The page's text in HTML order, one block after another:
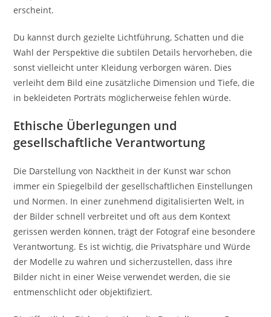
erscheint.
Du kannst durch gezielte Lichtführung, Schatten und die
Wahl der Perspektive die subtilen Details hervorheben, die
sonst vielleicht unter Kleidung verborgen wären. Dies
verleiht dem Bild eine zusätzliche Dimension und Tiefe, die
in bekleideten Porträts möglicherweise fehlen würde.
Ethische Überlegungen und
gesellschaftliche Verantwortung
Die Darstellung von Nacktheit in der Kunst war schon
immer ein Spiegelbild der gesellschaftlichen Einstellungen
und Normen. In einer zunehmend digitalisierten Welt, in
der Bilder schnell verbreitet und oft aus dem Kontext
gerissen werden können, trägt der Fotograf eine besondere
Verantwortung. Es ist wichtig, die Privatsphäre und Würde
der Modelle zu wahren und sicherzustellen, dass ihre
Bilder nicht in einer Weise verwendet werden, die sie
entmenschlicht oder objektifiziert.